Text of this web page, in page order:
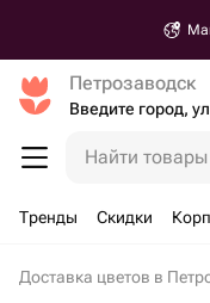
Петрозаводск
Найти
Тренды Скидки
Доставка цветов в